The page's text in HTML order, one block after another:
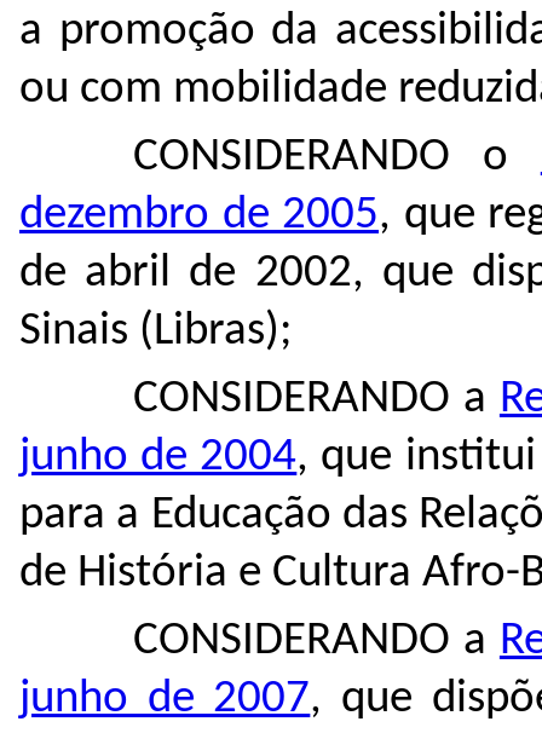
a promoção da
ou com mobilidade
CONSIDERANDO o
dezembro de 2005, que
de abril de 2002, que
Sinais (Libras);
CONSIDERANDO a
junho de 2004, que
para a Educação das
de História e Cultura Afro-
CONSIDERANDO a
junho de 2007, que